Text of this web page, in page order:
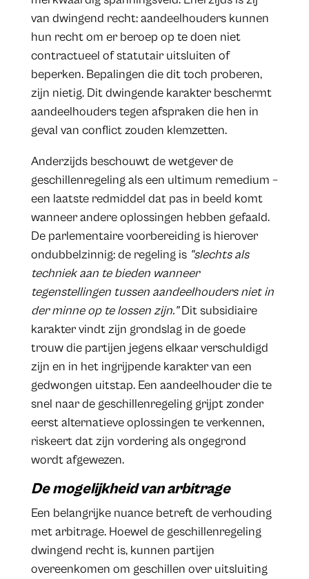
van dwingend recht: aandeelhouders kunnen
hun recht om er beroep op te doen niet
contractueel of statutair uitsluiten of
beperken. Bepalingen die dit toch proberen,
zijn nietig. Dit dwingende karakter beschermt
aandeelhouders tegen afspraken die hen in
geval van conflict zouden klemzetten.
Anderzijds beschouwt de wetgever de
geschillenregeling als een ultimum remedium –
een laatste redmiddel dat pas in beeld komt
wanneer andere oplossingen hebben gefaald.
De parlementaire voorbereiding is hierover
ondubbelzinnig: de regeling is "slechts als
techniek aan te bieden wanneer
tegenstellingen tussen aandeelhouders niet in
der minne op te lossen zijn."Dit subsidiaire
karakter vindt zijn grondslag in de goede
trouw die partijen jegens elkaar verschuldigd
zijn en in het ingrijpende karakter van een
gedwongen uitstap. Een aandeelhouder die te
snel naar de geschillenregeling grijpt zonder
eerst alternatieve oplossingen te verkennen,
riskeert dat zijn vordering als ongegrond
wordt afgewezen.
De mogelijkheid van arbitrage
Een belangrijke nuance betreft de verhouding
met arbitrage. Hoewel de geschillenregeling
dwingend recht is, kunnen partijen
overeenkomen om geschillen over uitsluiting